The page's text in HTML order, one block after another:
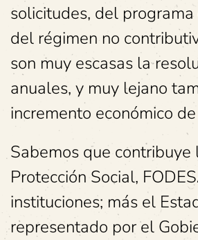
solicitudes, del
del régimen no
son muy escasas la
anuales, y muy lejano
incremento económico
Sabemos que contribuye
Protección Social,
instituciones; más el
representado por el